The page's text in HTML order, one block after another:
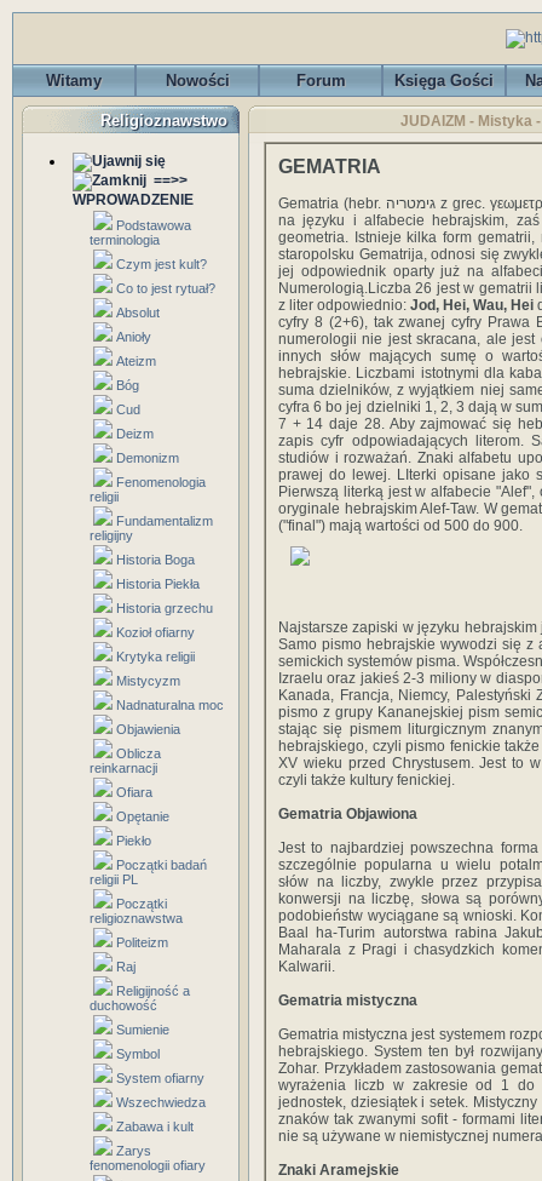
Witamy Nowości Forum Księga Gości
Religioznawstwo
==>>
WPROWADZENIE
Podstawowa
terminologia
Czym jest kult?
Co to jest rytuał?
Absolut
Anioły
Ateizm
Bóg
Cud
Deizm
Demonizm
Fenomenologia
religii
Fundamentalizm
religijny
Historia Boga
Historia Piekła
Historia grzechu
Kozioł ofiarny
Krytyka religii
Mistycyzm
Nadnaturalna moc
Objawienia
Oblicza
reinkarnacji
Ofiara
Opętanie
Piekło
Początki badań
religii PL
Początki
religioznawstwa
Politeizm
Raj
Religijność a
duchowość
Sumienie
Symbol
System ofiarny
Wszechwiedza
Zabawa i kult
Zarys
fenomenologii ofiary
JUDAIZM - Mistyka
GEMATRIA
Gematria (hebr. גימטריה z grec. γεωμετρια) to system numerologii kabalistycznej opierający się
na języku i alfabecie hebrajskim,
geometria. Istnieje kilka form
staropolsku Gematrija, odnosi się
jej odpowiednik oparty już na
Numerologią.Liczba 26 jest w gematrii
z liter odpowiednio: Jod, Hei, Wau, Hei
cyfry 8 (2+6), tak zwanej cyfry Prawa
numerologii nie jest skracana, ale
innych słów mających sumę o
hebrajskie. Liczbami istotnymi dla
suma dzielników, z wyjątkiem niej
cyfra 6 bo jej dzielniki 1, 2, 3 dają w
7 + 14 daje 28. Aby zajmować się
zapis cyfr odpowiadających literom.
studiów i rozważań. Znaki alfabetu
prawej do lewej. LIterki opisane jako
Pierwszą literką jest w alfabecie
oryginale hebrajskim Alef-Taw. W
("final") mają wartości od 500 do 900.
Najstarsze zapiski w języku
Samo pismo hebrajskie wywodzi się z
semickich systemów pisma.
Izraelu oraz jakieś 2-3 miliony w
Kanada, Francja, Niemcy,
pismo z grupy Kananejskiej pism
stając się pismem liturgicznym
hebrajskiego, czyli pismo fenickie
XV wieku przed Chrystusem. Jest to
czyli także kultury fenickiej.
Gematria Objawiona
Jest to najbardziej powszechna
szczególnie popularna u wielu
słów na liczby, zwykle przez
konwersji na liczbę, słowa są
podobieństw wyciągane są wnioski.
Baal ha-Turim autorstwa rabina
Maharala z Pragi i chasydzkich
Kalwarii.
Gematria mistyczna
Gematria mistyczna jest systemem
hebrajskiego. System ten był
Zohar. Przykładem zastosowania
wyrażenia liczb w zakresie od 1
jednostek, dziesiątek i setek.
znaków tak zwanymi sofit - formami
nie są używane w niemistycznej
Znaki Aramejskie